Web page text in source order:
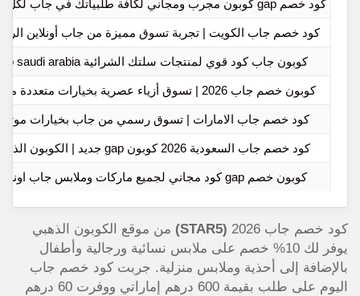
كود خصم gap كوبون مجرب ومجاني لكافة طلبياتك في جاب لكل شروة
كود خصم جاب الكويت | تجربة تسوق مميزة من جاب أونلاين
كوبون جاب كود قوي لمنتجات سلتك الشرائية gap saudi arabia
كوبون خصم جاب 2026 | تسوق أزياء عصرية بخيارات متعددة مميزة
كود خصم جاب الامارات | تسوق رسمي من جاب بخيارات
كود خصم جاب السعودية 2026 كوبون gap جديد | الكوبون الذهبي
كوبون خصم gap كود مجاني لجميع ماركات وملابس جاب اونلاين
كود خصم جاب 2026 (STAR5)
من موقع الكوبون الذهبي
يوفر لك 10% خصم على ملابس نسائية ورجالية وأطفال
بالإضافة إلى أحذية وملابس منزلية. جربت كود خصم جاب
اليوم على طلب بقيمة 600 درهم إماراتي ووفرت 60 درهم